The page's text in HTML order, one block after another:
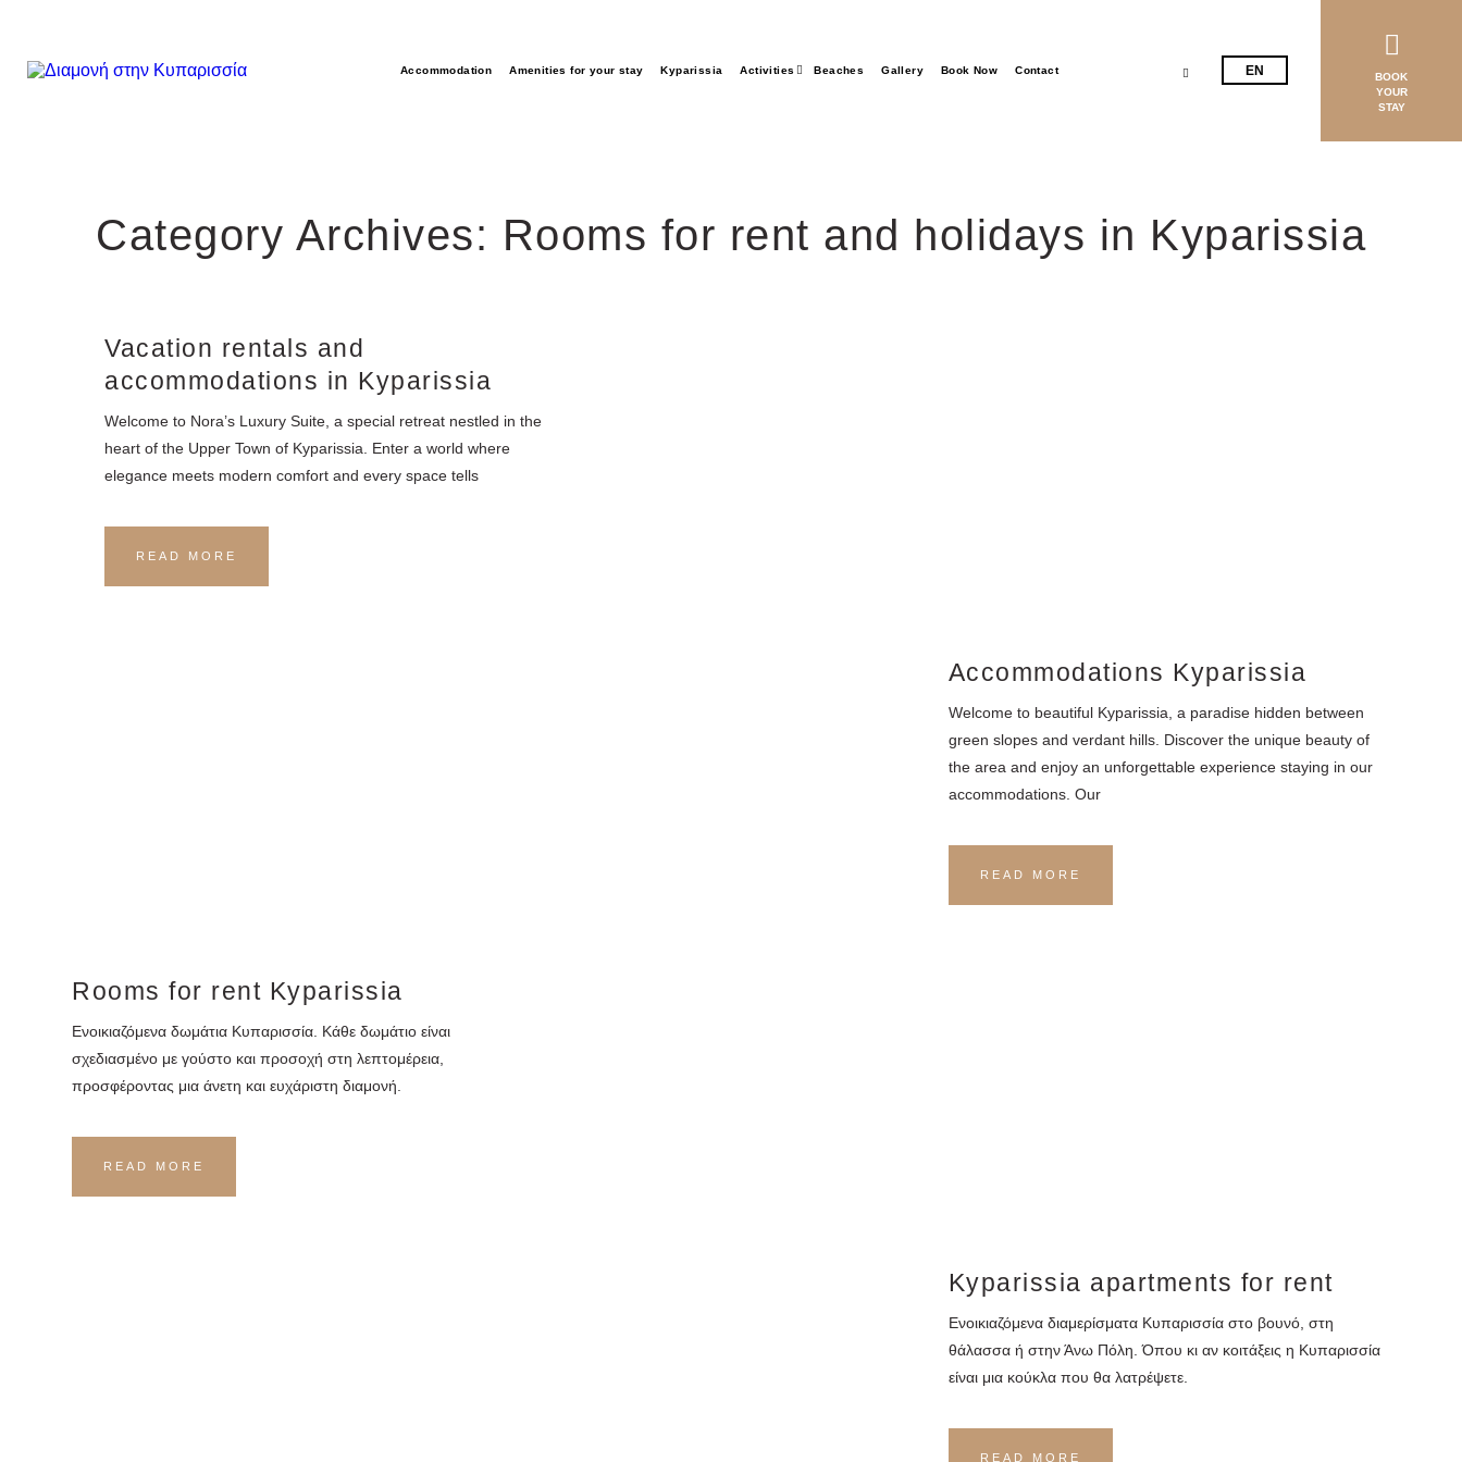
Accommodation Amenities for your stay Kyparissia Activities Beaches Gallery Book Now Contact EN
BOOK
YOUR
STAY
Category Archives: Rooms for rent and holidays in Kyparissia
Vacation rentals and
accommodations in Kyparissia
Welcome to Nora’s Luxury Suite, a special retreat nestled in the
heart of the Upper Town of Kyparissia. Enter a world where
elegance meets modern comfort and every space tells
READ MORE
Accommodations Kyparissia
Welcome to beautiful Kyparissia, a paradise hidden between
green slopes and verdant hills. Discover the unique beauty of
the area and enjoy an unforgettable experience staying in our
accommodations. Our
READ MORE
Rooms for rent Kyparissia
Ενοικιαζόμενα δωμάτια Κυπαρισσία. Κάθε δωμάτιο είναι
σχεδιασμένο με γούστο και προσοχή στη λεπτομέρεια,
προσφέροντας μια άνετη και ευχάριστη διαμονή.
READ MORE
Kyparissia apartments for rent
Ενοικιαζόμενα διαμερίσματα Κυπαρισσία στο βουνό, στη
θάλασσα ή στην Άνω Πόλη. Όπου κι αν κοιτάξεις η Κυπαρισσία
είναι μια κούκλα που θα λατρέψετε.
READ MORE